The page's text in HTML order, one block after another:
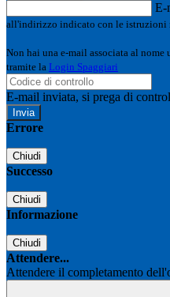
E-
all'indirizzo indicato con le istruzioni
Non hai una e-mail associata al nome
tramite la Login Spaggiari
E-mail inviata, si prega di
Errore
Chiudi
Successo
Chiudi
Informazione
Chiudi
Attendere...
Attendere il completamento